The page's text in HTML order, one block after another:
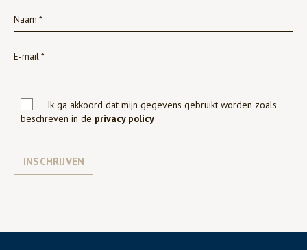
Ik ga akkoord dat mijn gegevens gebruikt worden zoals
beschreven in de privacy policy
INSCHRIJVEN